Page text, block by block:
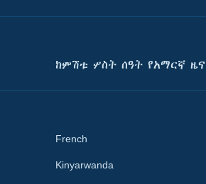
ከምሽቱ ሦስት ሰዓት የአማርኛ ዜና
French
Kinyarwanda